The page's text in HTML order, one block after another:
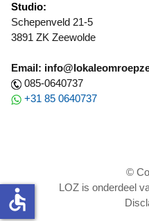
Studio:
Schepenveld 21-5
3891 ZK Zeewolde
Email:
085-0640737
+31 85 0640737
©
LOZ is onderdeel
accessible